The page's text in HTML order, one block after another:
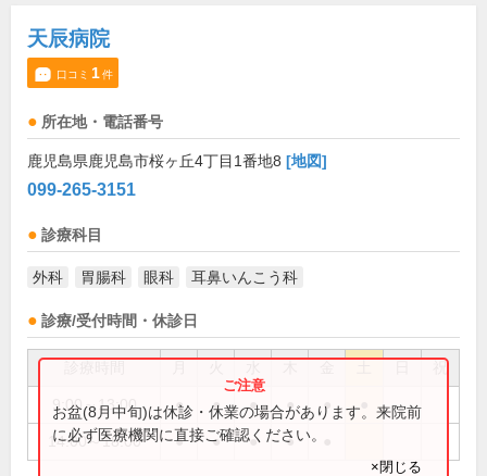
天辰病院
口コミ 1件
所在地・電話番号
鹿児島県鹿児島市桜ヶ丘4丁目1番地8 [地図]
099-265-3151
診療科目
外科 胃腸科 眼科 耳鼻いんこう科
診療/受付時間・休診日
祝
9:00～13:00 ● ● ● ● ●
14:00～18:00 ● ● ● ●
お盆(8月中旬)は休診・休業の場合があります。来院前
に必ず医療機関に直接ご確認ください。
×閉じる